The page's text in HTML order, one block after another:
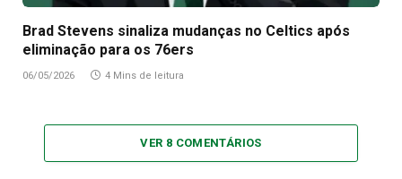
Brad Stevens sinaliza mudanças no Celtics após
eliminação para os 76ers
06/05/2026 4 Mins de leitura
VER 8 COMENTÁRIOS